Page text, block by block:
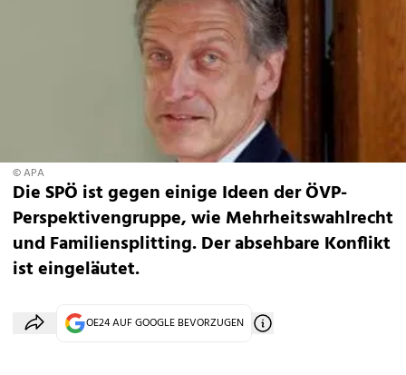
© APA
Die SPÖ ist gegen einige Ideen der ÖVP-
Perspektivengruppe, wie Mehrheitswahlrecht
und Familiensplitting. Der absehbare Konflikt
ist eingeläutet.
OE24 AUF GOOGLE BEVORZUGEN